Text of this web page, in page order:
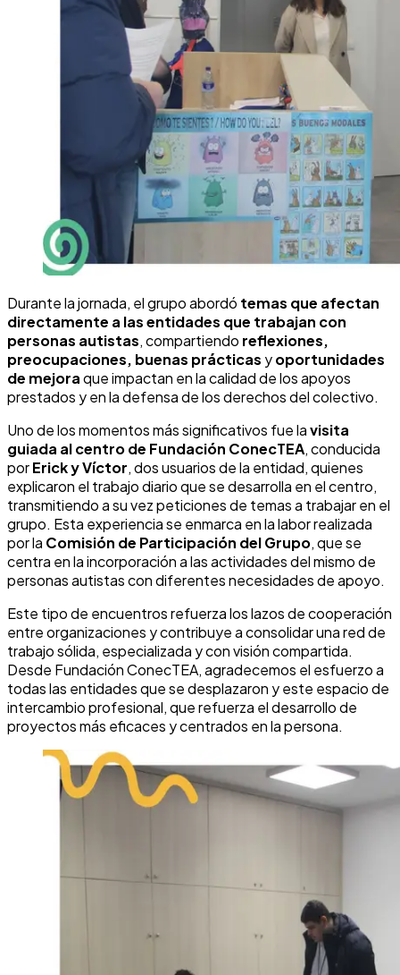
Durante la jornada, el grupo abordó temas que afectan
directamente a las entidades que trabajan con
personas autistas, compartiendo reflexiones,
preocupaciones, buenas prácticas yoportunidades
de mejoraque impactan en la calidad de los apoyos
prestados y en la defensa de los derechos del colectivo.
Uno de los momentos más significativos fue lavisita
guiada al centro de Fundación ConecTEA, conducida
porErick y Víctor, dos usuarios de la entidad, quienes
explicaron el trabajo diario que se desarrolla en el centro,
transmitiendo a su vez peticiones de temas a trabajar en el
grupo. Esta experiencia se enmarca en la labor realizada
por la Comisión de Participación del Grupo, que se
centra en la incorporación a las actividades del mismo de
personas autistas con diferentes necesidades de apoyo.
Este tipo de encuentros refuerza los lazos de cooperación
entre organizaciones y contribuye a consolidar una red de
trabajo sólida, especializada y con visión compartida.
Desde Fundación ConecTEA, agradecemos el esfuerzo a
todas las entidades que se desplazaron y este espacio de
intercambio profesional, que refuerza el desarrollo de
proyectos más eficaces y centrados en la persona.